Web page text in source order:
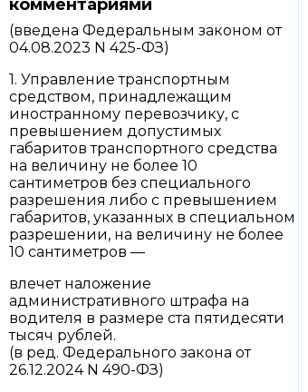
комментариями
(введена Федеральным законом от
04.08.2023 N 425-ФЗ)
1. Управление транспортным
средством, принадлежащим
иностранному перевозчику, с
превышением допустимых
габаритов транспортного средства
на величину не более 10
сантиметров без специального
разрешения либо с превышением
габаритов, указанных в специальном
разрешении, на величину не более
10 сантиметров —
влечет наложение
административного штрафа на
водителя в размере ста пятидесяти
тысяч рублей.
(в ред. Федерального закона от
26.12.2024 N 490-ФЗ)